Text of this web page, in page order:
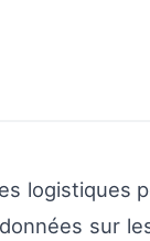
logistiques
sur